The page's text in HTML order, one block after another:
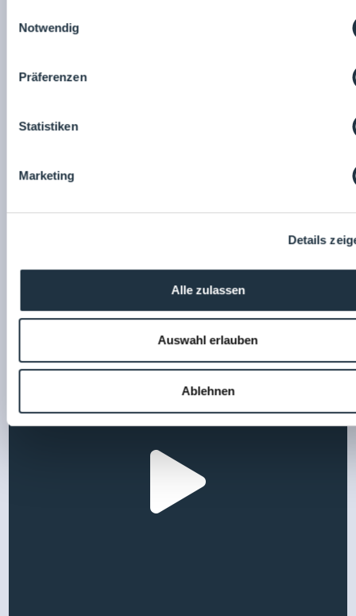
Notwendig
Präferenzen
Statistiken
Marketing
Details
Alle zulassen
Auswahl erlauben
Ablehnen
Start of the day: 24.04.2024